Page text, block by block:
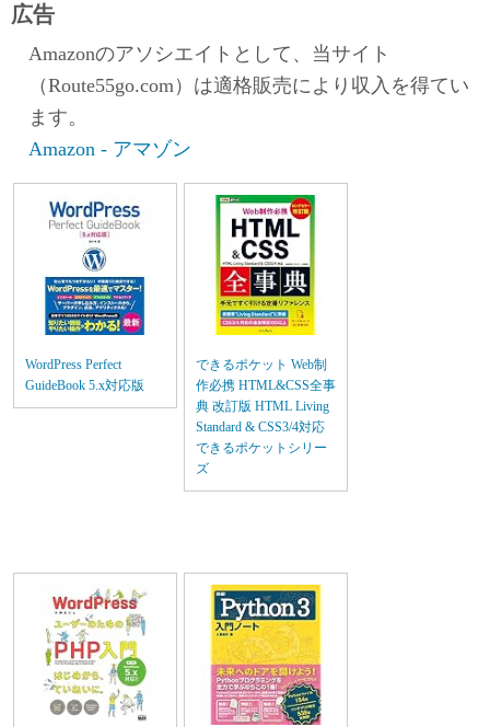
広告
Amazonのアソシエイトとして、当サイト
（Route55go.com）は適格販売により収入を得てい
ます。
Amazon - アマゾン
WordPress Perfect
GuideBook 5.x対応版
できるポケット Web制
作必携 HTML&CSS全事
典 改訂版 HTML Living
Standard & CSS3/4対応
できるポケットシリー
ズ